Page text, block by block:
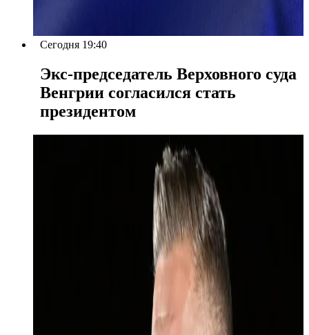
Сегодня 19:40
Экс-председатель Верховного суда
Венгрии согласился стать
президентом